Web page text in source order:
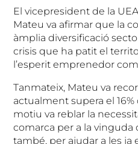
El vicepresident de la
Mateu va afirmar que la
àmplia diversificació
crisis que ha patit el
l’esperit emprenedor
Tanmateix, Mateu va
actualment supera el 16%
motiu va reblar la
comarca per a la vinguda
també, per ajudar a les ja